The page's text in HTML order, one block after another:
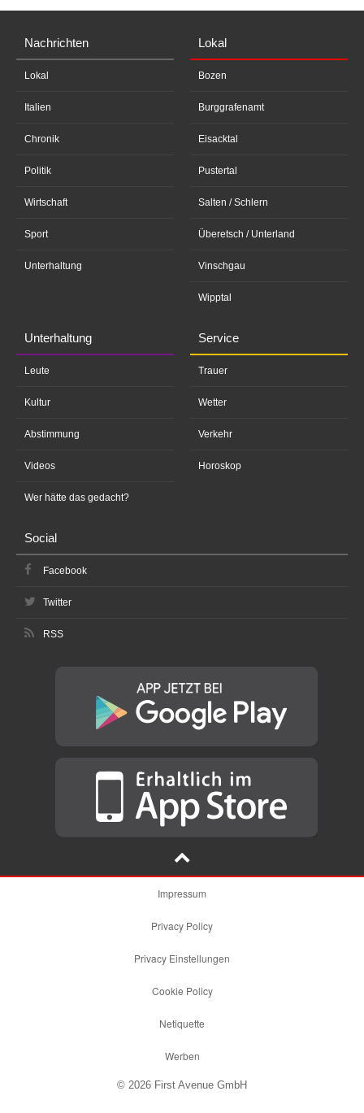
Nachrichten
Lokal
Italien
Chronik
Politik
Wirtschaft
Sport
Unterhaltung
Lokal
Bozen
Burggrafenamt
Eisacktal
Pustertal
Salten / Schlern
Überetsch / Unterland
Vinschgau
Wipptal
Unterhaltung
Leute
Kultur
Abstimmung
Videos
Wer hätte das gedacht?
Service
Trauer
Wetter
Verkehr
Horoskop
Social
Facebook
Twitter
RSS
Impressum
Privacy Policy
Privacy Einstellungen
Cookie Policy
Netiquette
Werben
© 2026 First Avenue GmbH